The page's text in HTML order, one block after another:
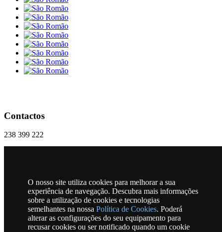
O nosso site utiliza cookies para melhorar a sua
experiência de navegação. Descubra mais informações
sobre a utilização de cookies e tecnologias
semelhantes na nossa Política de Cookies. Poderá
alterar as configurações do seu equipamento para
recusar cookies ou ser notificado quando um cookie
Contactos
238 399 222
Horário